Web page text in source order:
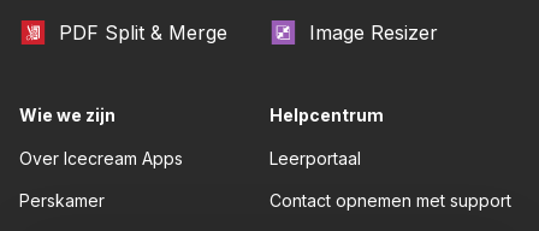
PDF Split & Merge
Image Resizer
Wie we zijn
Over Icecream Apps
Perskamer
Helpcentrum
Leerportaal
Contact opnemen met support